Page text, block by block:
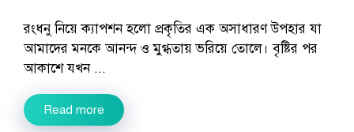
রংধনু নিয়ে ক্যাপশন হলো প্রকৃতির এক অসাধারণ উপহার যা
আমাদের মনকে আনন্দ ও মুগ্ধতায় ভরিয়ে তোলে। বৃষ্টির পর
আকাশে যখন ...
Read more